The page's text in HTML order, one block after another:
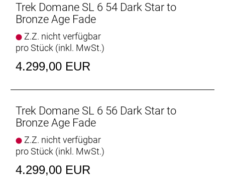
Hinterradbremse: Shimano CL700, Center Lock
Scheibenaufnahme, 160 mm // Shimano RT70,
Center Lock Scheibenaufnahme, 160 mm
Max. Bremsscheibendu
Vorderradbremse: Shimano CL700, Center Lock
Max. Bremsscheibendu
Reifen: Bontrager Kwaremont Pro TLR, Tubeless-
Ready, faltbarer Wulstkern, Race Dual-Compound,
120 TPI, 700 x 32 mm
Gabel: Domane SL, Carbon, konischer
Trek Domane SL 6 54 Dark Star to
Bronze Age Fade
Z.Z. nicht verfügbar
pro Stück (inkl. MwSt.)
4.299,00 EUR
Trek Domane SL 6 56 Dark Star to
Bronze Age Fade
Z.Z. nicht verfügbar
pro Stück (inkl. MwSt.)
4.299,00 EUR